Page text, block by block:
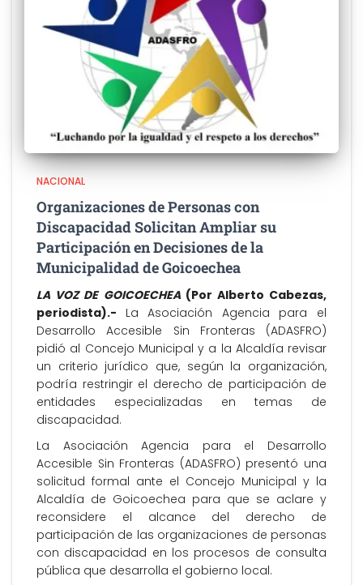
NACIONAL
Organizaciones de Personas con
Discapacidad Solicitan Ampliar su
Participación en Decisiones de la
Municipalidad de Goicoechea
LA VOZ DE GOICOECHEA(Por Alberto Cabezas,
periodista).- La Asociación Agencia para el
Desarrollo Accesible Sin Fronteras (ADASFRO)
pidió al Concejo Municipal y a la Alcaldía revisar
un criterio jurídico que, según la organización,
podría restringir el derecho de participación de
entidades especializadas en temas de
discapacidad.
La Asociación Agencia para el Desarrollo
Accesible Sin Fronteras (ADASFRO) presentó una
solicitud formal ante el Concejo Municipal y la
Alcaldía de Goicoechea para que se aclare y
reconsidere el alcance del derecho de
participación de las organizaciones de personas
con discapacidad en los procesos de consulta
pública que desarrolla el gobierno local.